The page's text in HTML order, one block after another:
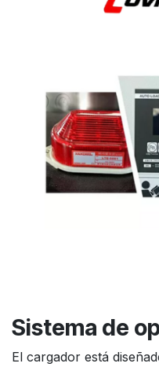
Sistema de
El cargador está